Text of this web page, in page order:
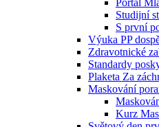
Portál
Studijní
S první
Výuka PP
Zdravotnické
Standardy
Plaketa Za
Maskování
Kurz